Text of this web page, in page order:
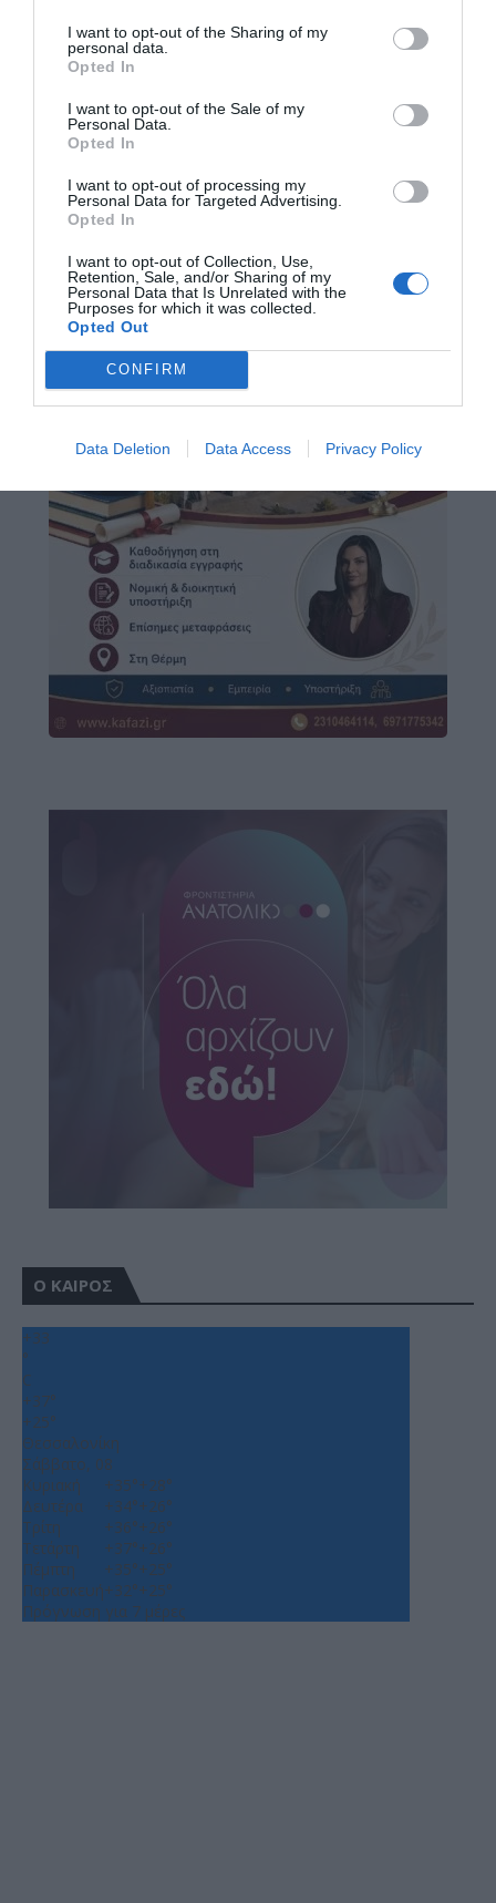
I want to opt-out of the Sharing of my
personal data.
Opted In
I want to opt-out of the Sale of my
Personal Data.
Opted In
I want to opt-out of processing my
Personal Data for Targeted Advertising.
Opted In
I want to opt-out of Collection, Use,
Retention, Sale, and/or Sharing of my
Personal Data that Is Unrelated with the
Purposes for which it was collected.
Opted Out
CONFIRM
Data Deletion Data Access Privacy Policy
Ο ΚΑΙΡΟΣ
+33
°
C
+37°
+25°
Θεσσαλονίκη
Σάββατο, 08
Κυριακή
+35°+28°
Δευτέρα
+34°+26°
Τρίτη
+36°+26°
Τετάρτη
+37°+26°
Πέμπτη
+35°+25°
Παρασκευή+32°+25°
Πρόγνωση για 7 μέρες